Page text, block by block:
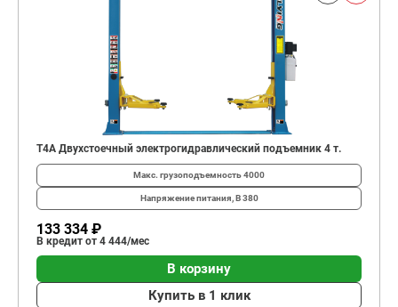
T4A Двухстоечный электрогидравлический подъемник 4 т.
Макс. грузоподъемность4000
Напряжение питания, В380
133 334 ₽
В кредит от 4 444/мес
В корзину
Купить в 1 клик